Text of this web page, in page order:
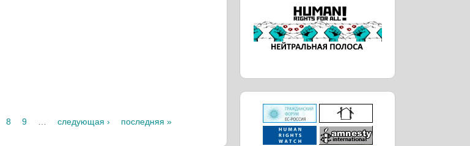
8 9 следующая › последняя »